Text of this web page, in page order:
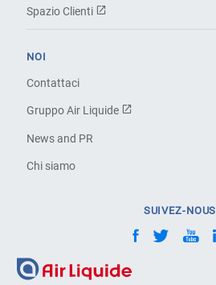
Spazio Clienti
NOI
Contattaci
Gruppo Air Liquide
News and PR
Chi siamo
SUIVEZ-NOUS